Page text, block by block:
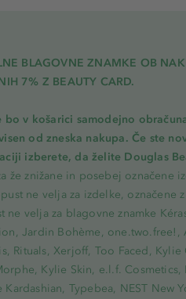
BLAGOVNE ZNAMKE OB
7% Z BEAUTY CARD.
bo v košarici samodejno
od zneska nakupa. Če ste
izberete, da želite Douglas
že znižane in posebej označene
ne velja za izdelke, označene
ne velja za blagovne znamke
Jardin Bohème, one.two.free!,
Rituals, Xerjoff, Too Faced, Kylie
Kylie Skin, e.l.f. Cosmetics,
Kardashian, Typebea, NEST New